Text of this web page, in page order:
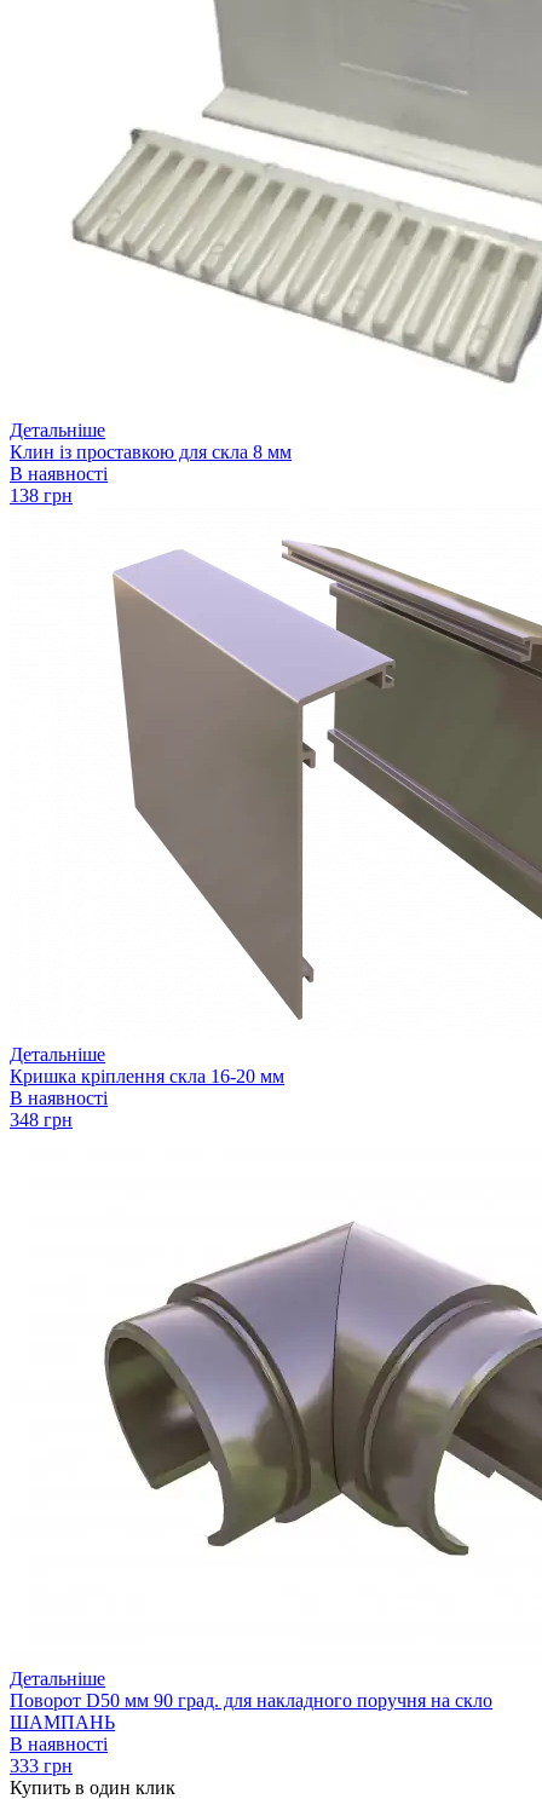
Детальніше
Клин із проставкою для скла 8 мм
В наявності
138 грн
Детальніше
Кришка кріплення скла 16-20 мм
В наявності
348 грн
Детальніше
Поворот D50 мм 90 град. для накладного поручня на скло
ШАМПАНЬ
В наявності
333 грн
Купить в один клик